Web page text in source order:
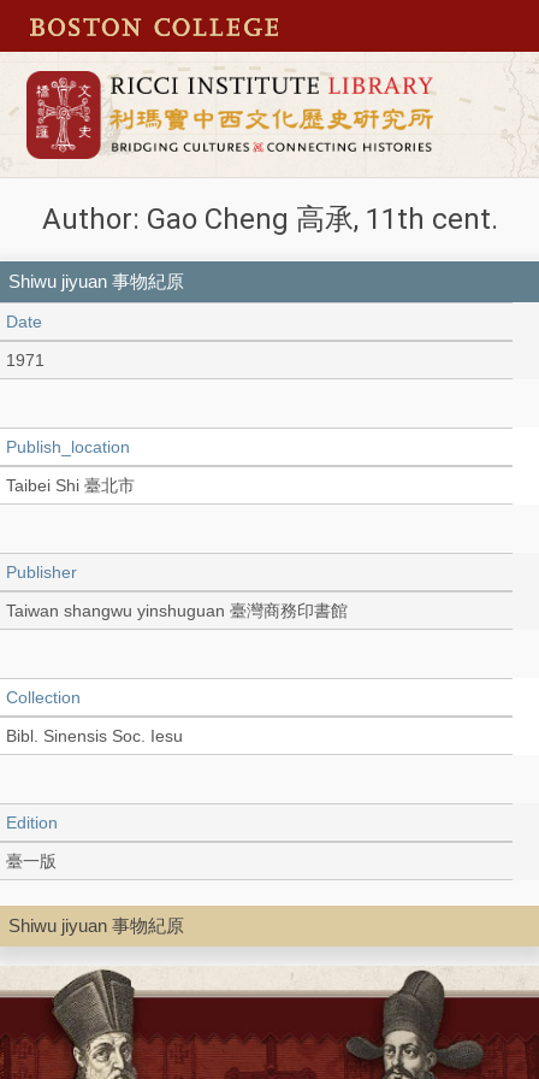
Author: Gao Cheng 高承, 11th cent.
Shiwu jiyuan 事物紀原
Date
1971
Publish_location
Taibei Shi 臺北市
Publisher
Taiwan shangwu yinshuguan 臺灣商務印書館
Collection
Bibl. Sinensis Soc. Iesu
Edition
臺一版
Language
Chinese 中文[繁體]
Record_type
Shiwu jiyuan 事物紀原